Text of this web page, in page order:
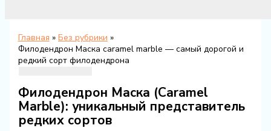
Главная
Без рубрики
Филодендрон Маска caramel marble — самый дорогой и
редкий сорт филодендрона
Филодендрон Маска (Caramel
Marble): уникальный представитель
редких сортов